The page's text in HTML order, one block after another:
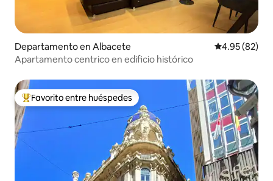
Departamento en Albacete Calificación
4.95 (82)
Apartamento centrico en edificio histórico
De los mejores en Favorito entre huéspedes
Favorito entre huéspedes